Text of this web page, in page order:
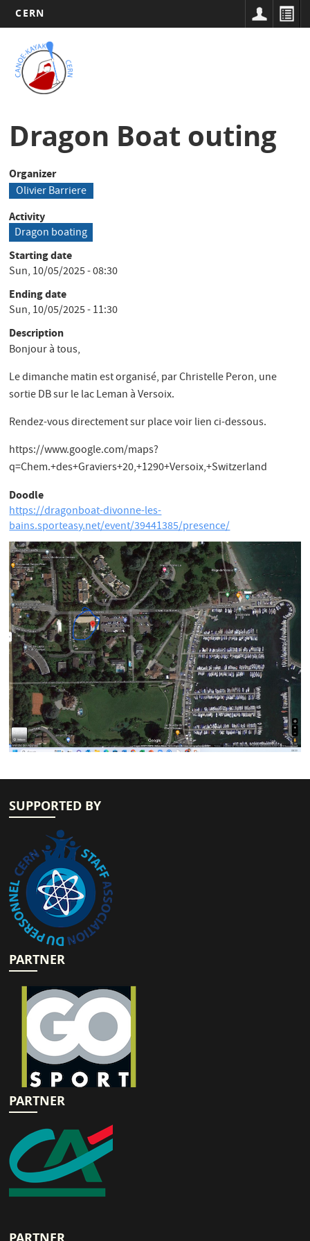
main
content
CERN
Main
navigation
Dragon Boat outing
Organizer
Olivier Barriere
Activity
Dragon boating
Starting date
Sun, 10/05/2025 - 08:30
Ending date
Sun, 10/05/2025 - 11:30
Description
Bonjour à tous,
Le dimanche matin est organisé, par Christelle Peron, une
sortie DB sur le lac Leman à Versoix.
Rendez-vous directement sur place voir lien ci-dessous.
https://www.google.com/maps?
q=Chem.+des+Graviers+20,+1290+Versoix,+Switzerland
Doodle
https://dragonboat-divonne-les-
bains.sporteasy.net/event/39441385/presence/
SUPPORTED BY
PARTNER
PARTNER